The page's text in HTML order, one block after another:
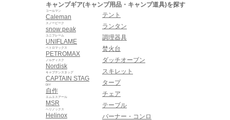
キャンプギア(キャンプ用品・キャンプ道具)を探す
Caleman
コールマン
snow peak
スノーピーク
UNIFLAME
ユニフレーム
PETROMAX
ペトロマックス
Nordisk
ノルディスク
CAPTAIN STAG
キャプテンスタッグ
自作
DIY
MSR
エムエスアール
Helinox
ヘリノックス
テント
ランタン
調理器具
焚火台
ダッチオーブン
スキレット
タープ
チェア
テーブル
バーナー・コンロ